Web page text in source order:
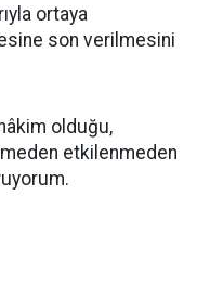
ortaya
son verilmesini
olduğu,
etkilenmeden